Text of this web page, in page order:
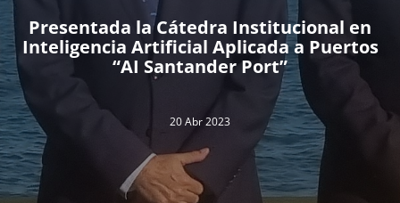
Presentada la Cátedra Institucional en
Inteligencia Artificial Aplicada a Puertos
“AI Santander Port”
20 Abr 2023